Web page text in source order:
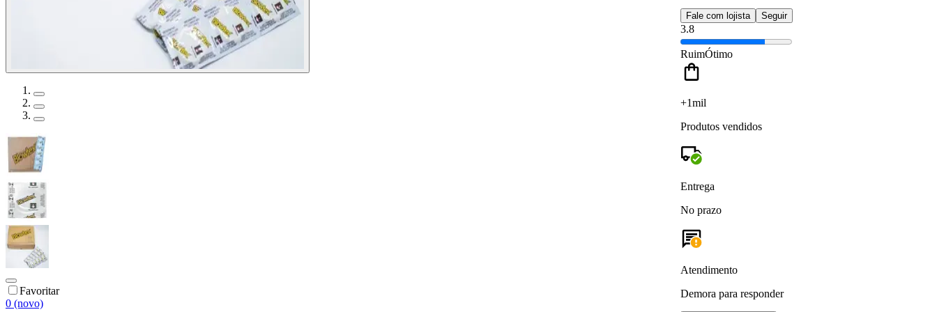
Favoritar
0 (novo)
Fale com lojista Seguir
3.8
RuimÓtimo
+1mil
Produtos vendidos
Entrega
No prazo
Atendimento
Demora para responder